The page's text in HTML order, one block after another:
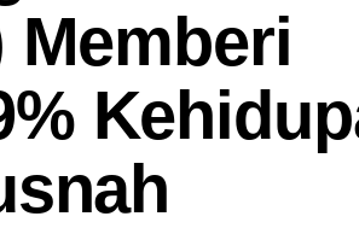
Memberi